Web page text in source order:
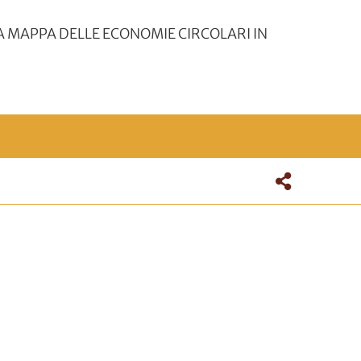
DELLE ECONOMIE CIRCOLARI IN